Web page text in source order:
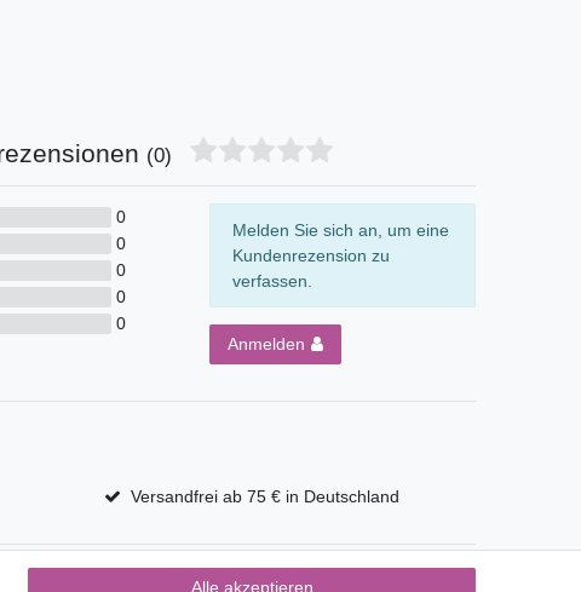
(0)
0
0
0
0
0
Melden Sie sich an, um eine
Kundenrezension zu
verfassen.
Anmelden
Versandfrei ab 75 € in Deutschland
Alle akzeptieren